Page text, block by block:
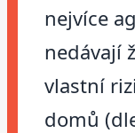
nejvíce
nedávají
vlastní
domů